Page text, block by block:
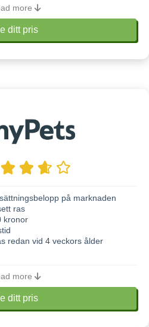
Hundförsäkring
more
ditt pris
med
från /
Hundförsäkring
på marknaden
ras
kronor
redan vid 4 veckors ålder
more
ditt pris